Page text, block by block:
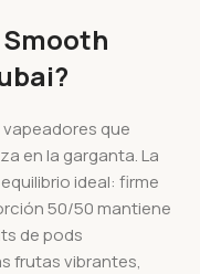
que
en la garganta. La
ideal: firme
50/50 mantiene
de pods
frutas vibrantes,